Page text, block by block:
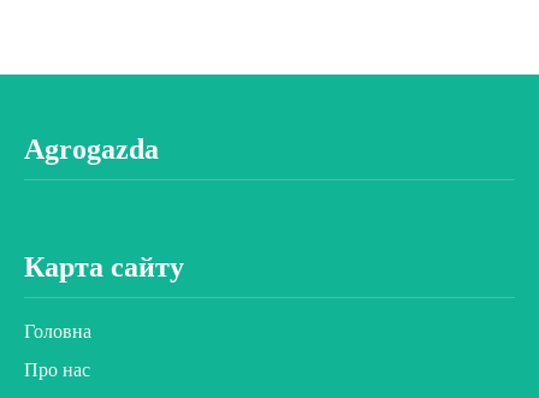
Agrogazda
Карта сайту
Головна
Про нас